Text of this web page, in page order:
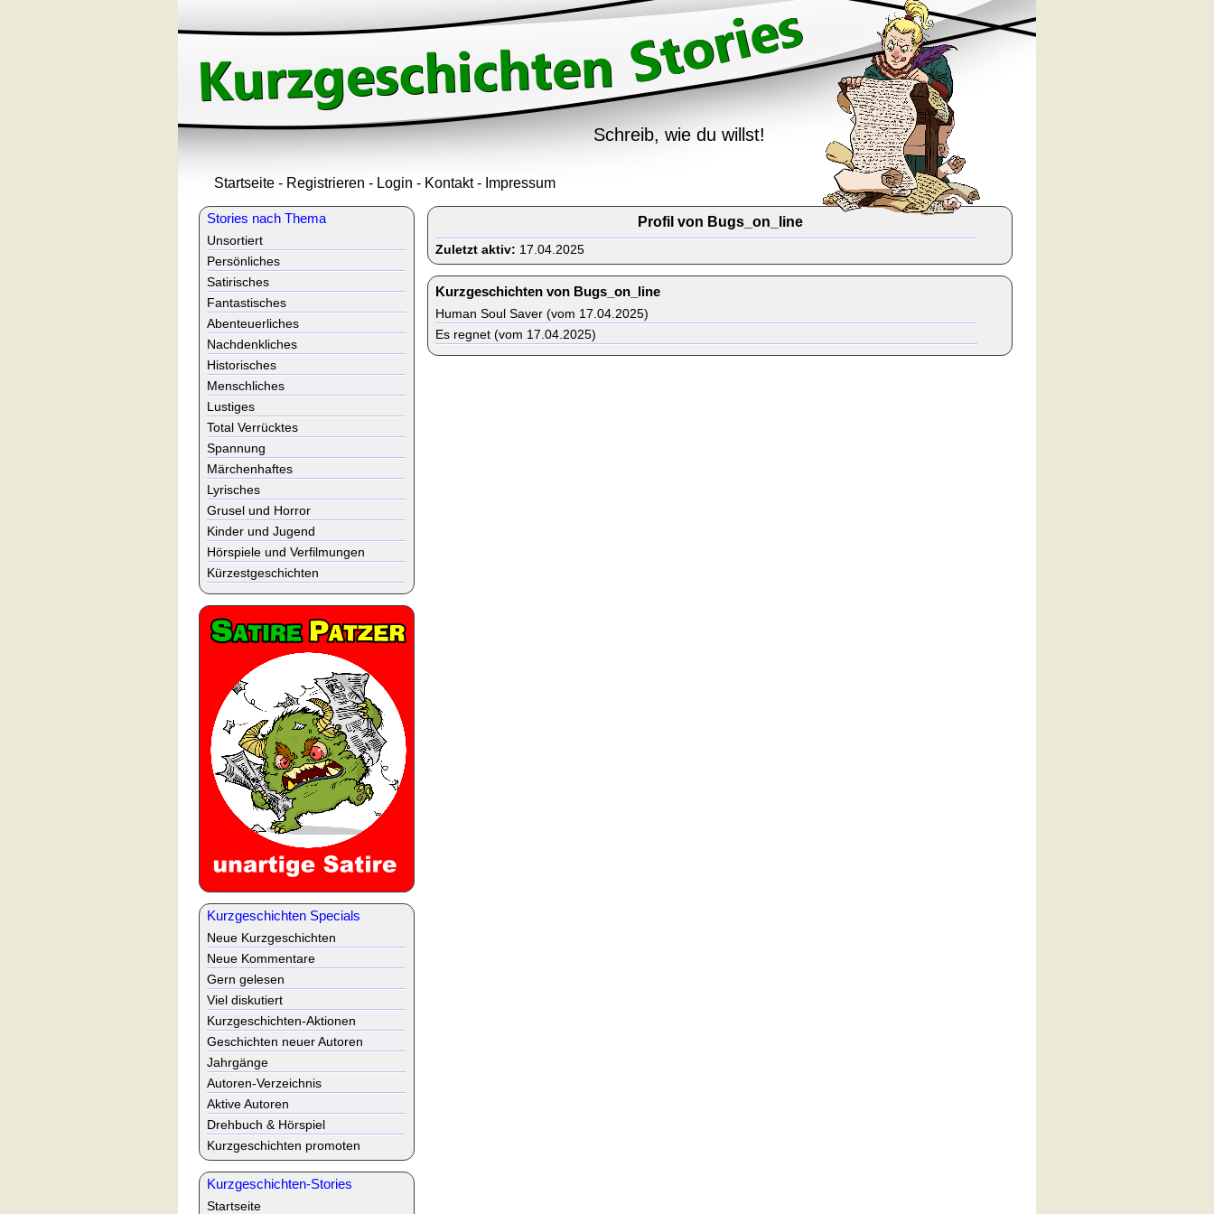
Schreib, wie du willst!
Startseite - Registrieren - Login - Kontakt- Impressum
Profil von Bugs_on_line
Zuletzt aktiv: 17.04.2025
Kurzgeschichten von Bugs_on_line
Human Soul Saver (vom 17.04.2025)
Es regnet (vom 17.04.2025)
Stories nach Thema
Unsortiert
Persönliches
Satirisches
Fantastisches
Abenteuerliches
Nachdenkliches
Historisches
Menschliches
Lustiges
Total Verrücktes
Spannung
Märchenhaftes
Lyrisches
Grusel und Horror
Kinder und Jugend
Hörspiele und Verfilmungen
Kürzestgeschichten
Kurzgeschichten Specials
Neue Kurzgeschichten
Neue Kommentare
Gern gelesen
Viel diskutiert
Kurzgeschichten-Aktionen
Geschichten neuer Autoren
Jahrgänge
Autoren-Verzeichnis
Aktive Autoren
Drehbuch & Hörspiel
Kurzgeschichten promoten
Kurzgeschichten-Stories
Startseite